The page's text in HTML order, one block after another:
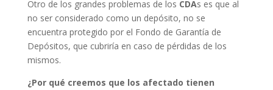
Otro de los grandes problemas de los CDAs es que al
no ser considerado como un depósito, no se
encuentra protegido por el Fondo de Garantía de
Depósitos, que cubriría en caso de pérdidas de los
mismos.
¿Por qué creemos que los afectado tienen